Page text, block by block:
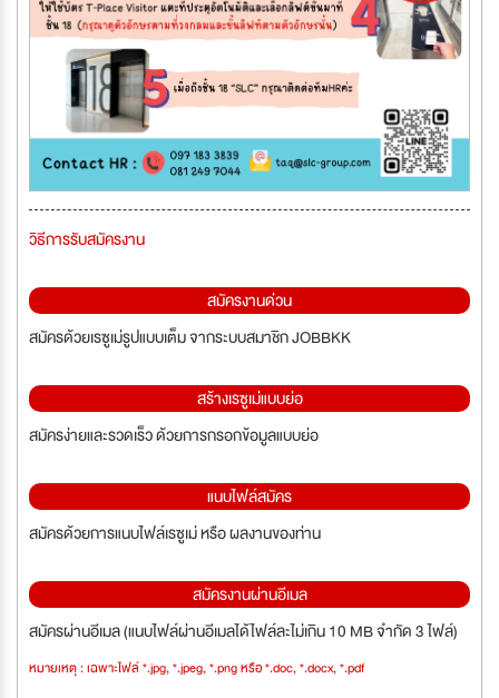
วิธีการรับสมัครงาน
สมัครงานด่วน
สมัครด้วยเรซูเม่รูปแบบเต็ม จากระบบสมาชิก JOBBKK
สร้างเรซูเม่แบบย่อ
สมัครง่ายและรวดเร็ว ด้วยการกรอกข้อมูลแบบย่อ
แนบไฟล์สมัคร
สมัครด้วยการแนบไฟล์เรซูเม่ หรือ ผลงานของท่าน
สมัครงานผ่านอีเมล
สมัครผ่านอีเมล (แนบไฟล์ผ่านอีเมลได้ไฟล์ละไม่เกิน 10 MB จำกัด 3 ไฟล์)
หมายเหตุ : เฉพาะไฟล์ *.jpg, *.jpeg, *.png หรือ *.doc, *.docx, *.pdf